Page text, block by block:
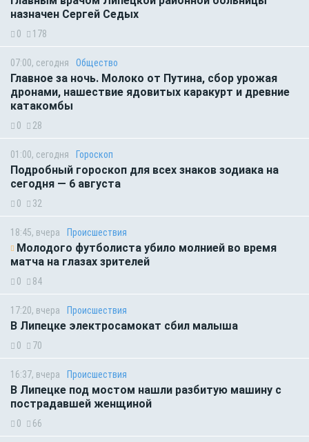
назначен Сергей Седых
0 178
07:00, сегодня Общество
Главное за ночь. Молоко от Путина, сбор урожая
дронами, нашествие ядовитых каракурт и древние
катакомбы
0 28
01:00, сегодня Гороскоп
Подробный гороскоп для всех знаков зодиака на
сегодня — 6 августа
0 32
18:45, вчера Происшествия
Молодого футболиста убило молнией во время
матча на глазах зрителей
0 84
17:20, вчера Происшествия
В Липецке электросамокат сбил малыша
0 70
16:37, вчера Происшествия
В Липецке под мостом нашли разбитую машину с
пострадавшей женщиной
0 66